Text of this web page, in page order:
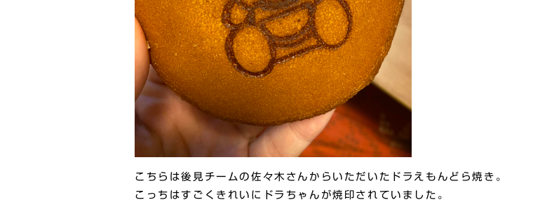
こちらは後見チームの佐々木さんからいただいたドラえもんどら焼き。
こっちはすごくきれいにドラちゃんが焼印されていました。